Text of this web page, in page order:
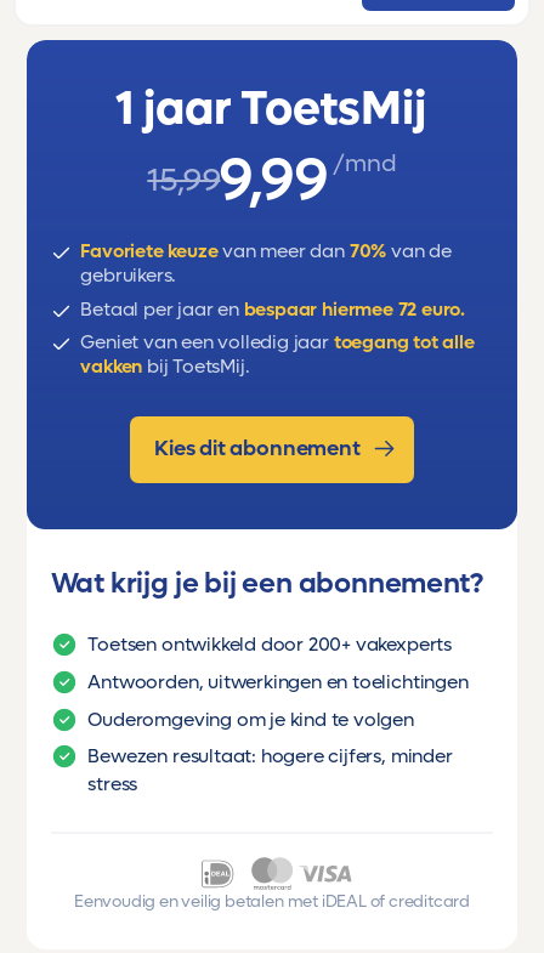
1 jaar ToetsMij
15,999,99 /mnd
Favoriete keuzevan meer dan 70% van de
gebruikers.
Betaal per jaar en bespaar hiermee 72 euro.
Geniet van een volledig jaar toegang tot alle
vakken bij ToetsMij.
Kies dit abonnement
Wat krijg je bij een abonnement?
Toetsen ontwikkeld door 200+ vakexperts
Antwoorden, uitwerkingen en toelichtingen
Ouderomgeving om je kind te volgen
Bewezen resultaat: hogere cijfers, minder
stress
Eenvoudig en veilig betalen met iDEAL of creditcard